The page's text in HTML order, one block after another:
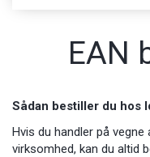
EAN
Sådan bestiller du hos
Hvis du handler på
virksomhed, kan du altid